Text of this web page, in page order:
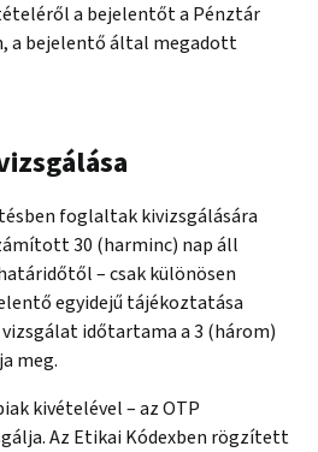
a bejelentőt a Pénztár
a bejelentő által megadott
foglaltak kivizsgálására
30 (harminc) nap áll
– csak különösen
egyidejű tájékoztatása
időtartama a 3 (három)
meg.
kivételével – az OTP
Az Etikai Kódexben rögzített